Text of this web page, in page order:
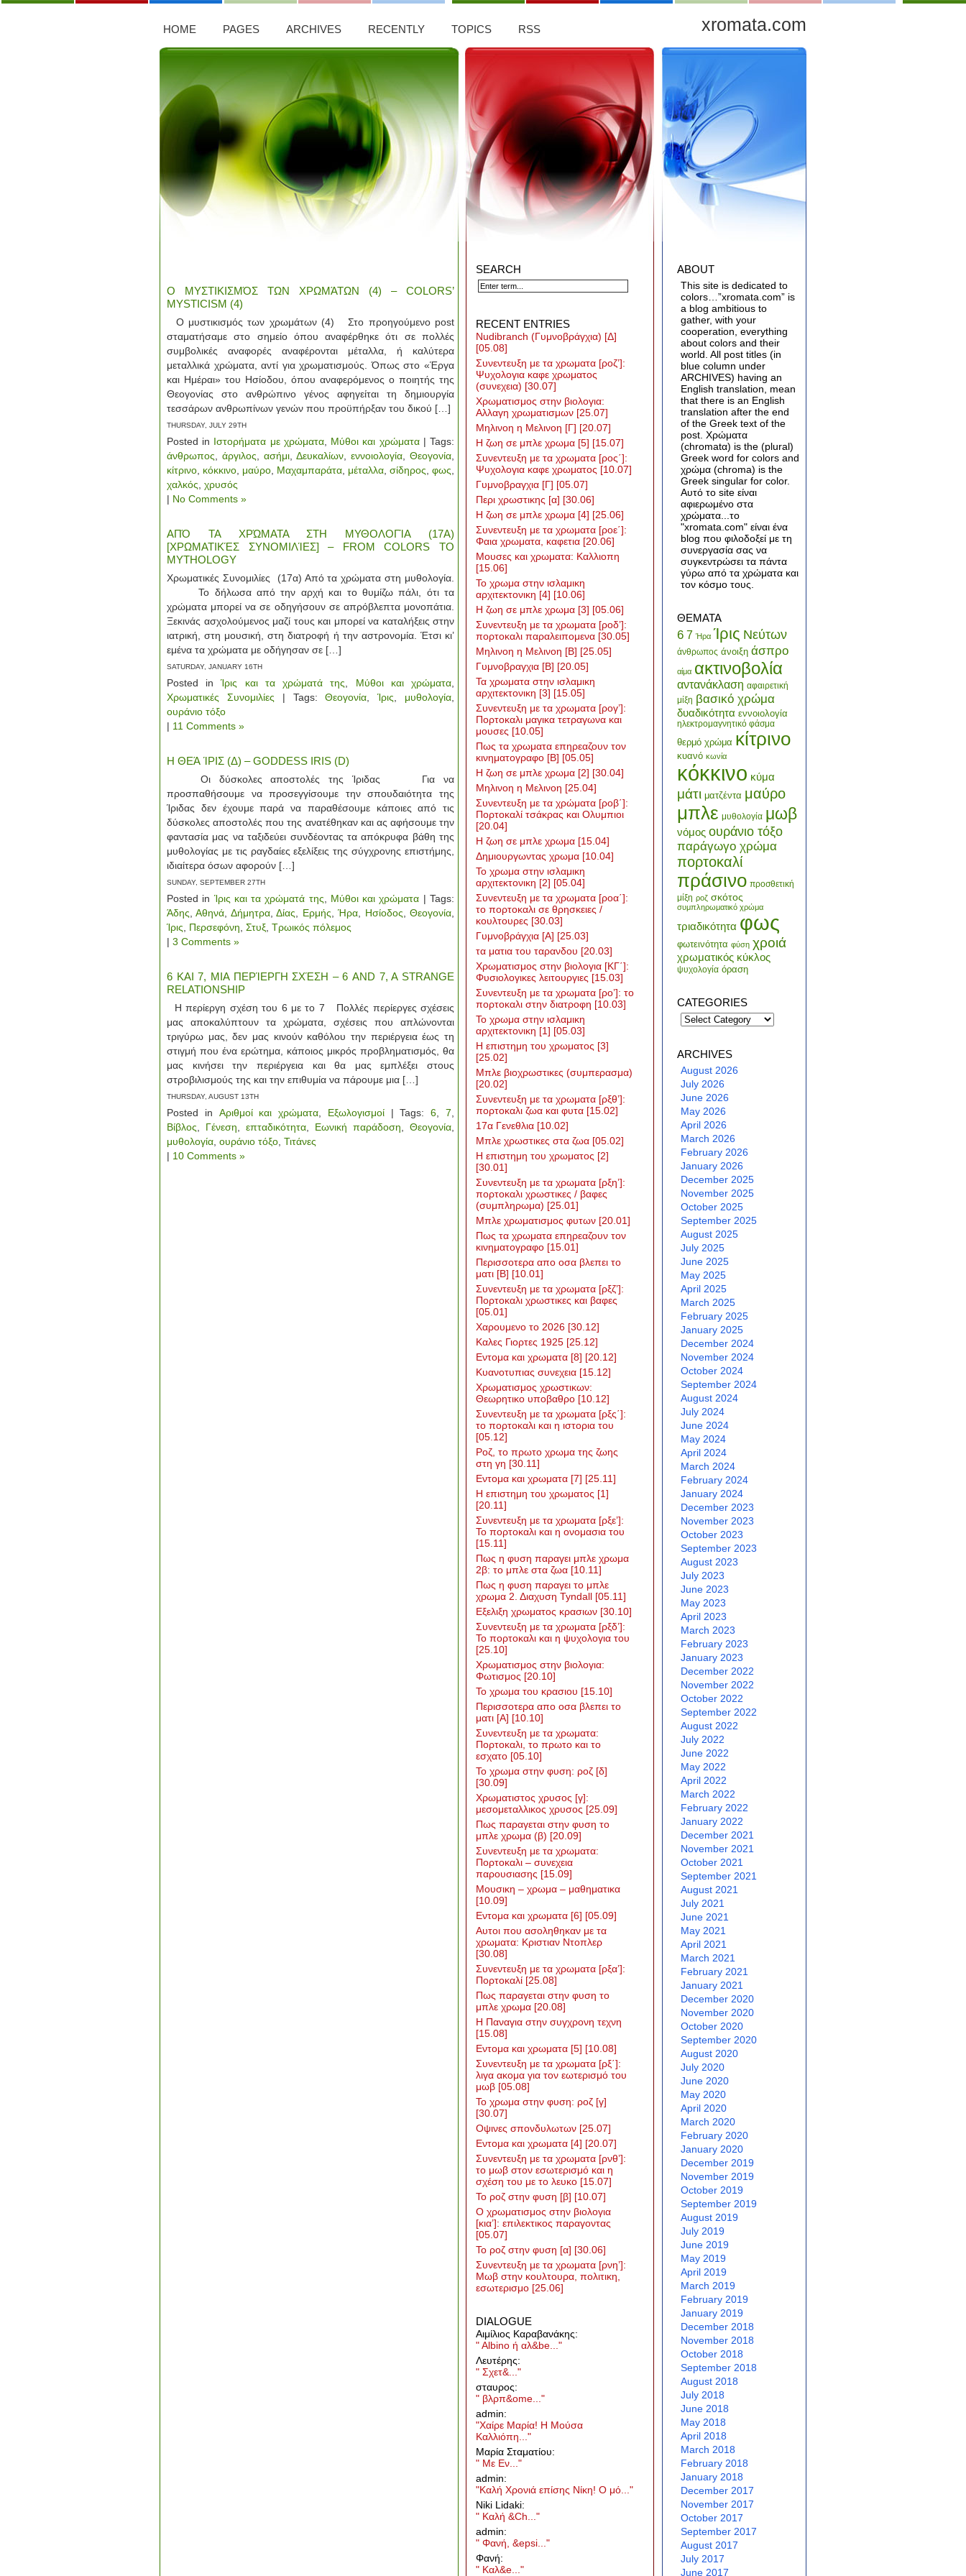
xromata.com
HOME PAGES ARCHIVES RECENTLY TOPICS RSS
Ο ΜΥΣΤΙΚΙΣΜΌΣ ΤΩΝ ΧΡΩΜΆΤΩΝ (4) – COLORS’
MYSTICISM (4)
Ο μυστικισμός των χρωμάτων (4) Στο προηγούμενο post
σταματήσαμε στο σημείο όπου αναφέρθηκε ότι σε πολλές
συμβολικές αναφορές αναφέρονται μέταλλα, ή καλύτερα
μεταλλικά χρώματα, αντί για χρωματισμούς. Όπως στο «Έργα
και Ημέραι» του Ησίοδου, όπου αναφερόμενος ο ποιητής της
Θεογονίας στο ανθρώπινο γένος αφηγείται τη δημιουργία
τεσσάρων ανθρωπίνων γενών που προϋπήρξαν του δικού […]
THURSDAY, JULY 29TH
Posted in Ιστορήματα με χρώματα, Μύθοι και χρώματα| Tags:
άνθρωπος
άργιλος ασήμι Δευκαλίων εννοιολογία Θεογονία
κίτρινο κόκκινο μαύρο Μαχαμπαράτα μέταλλα σίδηρος φως
χαλκός χρυσός
| No Comments »
ΑΠΌ ΤΑ ΧΡΏΜΑΤΑ ΣΤΗ ΜΥΘΟΛΟΓΊΑ (17Α)
[ΧΡΩΜΑΤΙΚΈΣ ΣΥΝΟΜΙΛΊΕΣ] – FROM COLORS TO
MYTHOLOGY
Χρωματικές Συνομιλίες (17α) Από τα χρώματα στη μυθολογία.
Το δήλωσα από την αρχή και το θυμίζω πάλι, ότι τα
χρώματα μπορεί να σε οδηγήσουν σε απρόβλεπτα μονοπάτια.
Ξεκινάς ασχολούμενος μαζί τους και μπορεί να καταλήξεις στην
ιατρική, στη μουσική, στη διατροφή ή την αστρονομία. Έτσι κι’
εμένα τα χρώματα με οδήγησαν σε […]
SATURDAY, JANUARY 16TH
Posted inΊρις και τα χρώματά της Μύθοι και χρώματα
Χρωματικές Συνομιλίες | Tags:Θεογονία ,Ίρις μυθολογία
ουράνιο τόξο
| 11 Comments »
Η ΘΕΆ ΊΡΙΣ (Δ) – GODDESS IRIS (D)
Οι δύσκολες αποστολές της Ίριδας Για να
προσπαθήσουμε να προσεγγίσουμε την σπουδαιότητα της
Ίριδας δεν έχουμε παρά να παραθέσουμε κάποιες από τις
δύσκολες αποστολές που της ανατέθηκαν και ας αφήσουμε την
φαντασία μας να ταξιδεύει συνδέοντας τα απόκρυφα βάθη της
μυθολογίας με τις ραγδαίες εξελίξεις της σύγχρονης επιστήμης,
ιδιαίτερα όσων αφορούν […]
SUNDAY, SEPTEMBER 27TH
Posted in Ίρις και τα χρώματά της Μύθοι και χρώματα | Tags:
Άδης ,Αθηνά Δήμητρα,Δίας Ερμής ,Ήρα Ησίοδος ,Θεογονία
Ίρις
Περσεφόνη Στυξ Τρωικός πόλεμος
| 3 Comments »
6 ΚΑΙ 7, ΜΙΑ ΠΕΡΊΕΡΓΗ ΣΧΈΣΗ – 6 AND 7, A STRANGE
RELATIONSHIP
Η περίεργη σχέση του 6 με το 7 Πολλές περίεργες σχέσεις
μας αποκαλύπτουν τα χρώματα, σχέσεις που απλώνονται
τριγύρω μας, δεν μας κινούν καθόλου την περιέργεια έως τη
στιγμή που ένα ερώτημα, κάποιος μικρός προβληματισμός, θα
μας κινήσει την περιέργεια και θα μας εμπλέξει στους
στροβιλισμούς της και την επιθυμία να πάρουμε μια […]
THURSDAY, AUGUST 13TH
Posted in Αριθμοί και χρώματα Εξωλογισμοί| Tags:6 ,7
Βίβλος
Γένεση επταδικότητα Εωνική παράδοση Θεογονία
μυθολογία ουράνιο τόξο Τιτάνες
| 10 Comments »
SEARCH
RECENT ENTRIES
Nudibranch (Γυμνοβράγχια) [Δ]
[05.08]
Συνεντευξη με τα χρωματα [ροζ’]:
Ψυχολογια καφε χρωματος
(συνεχεια) [30.07]
Χρωματισμος στην βιολογια:
Αλλαγη χρωματισμων [25.07]
Μηλινοη η Μελινοη [Γ] [20.07]
Η ζωη σε μπλε χρωμα [5] [15.07]
Συνεντευξη με τα χρωματα [ρος΄]:
Ψυχολογια καφε χρωματος [10.07]
Γυμνοβραγχια [Γ] [05.07]
Περι χρωστικης [α] [30.06]
Η ζωη σε μπλε χρωμα [4] [25.06]
Συνεντευξη με τα χρωματα [ροε΄]:
Φαια χρωματα, καφετια [20.06]
Μουσες και χρωματα: Καλλιοπη
[15.06]
Το χρωμα στην ισλαμικη
αρχιτεκτονικη [4] [10.06]
Η ζωη σε μπλε χρωμα [3] [05.06]
Συνεντευξη με τα χρωματα [ροδ’]:
πορτοκαλι παραλειπομενα [30.05]
Μηλινοη η Μελινοη [Β] [25.05]
Γυμνοβραγχια [Β] [20.05]
Τα χρωματα στην ισλαμικη
αρχιτεκτονικη [3] [15.05]
Συνεντευξη με τα χρωματα [ρογ’]:
Πορτοκαλι μαγικα τετραγωνα και
μουσες [10.05]
Πως τα χρωματα επηρεαζουν τον
κινηματογραφο [Β] [05.05]
H ζωη σε μπλε χρωμα [2] [30.04]
Μηλινοη η Μελινοη [25.04]
Συνεντευξη με τα χρώματα [ροβ΄]:
Πορτοκαλί τσάκρας και Ολυμπιοι
[20.04]
Η ζωη σε μπλε χρωμα [15.04]
Δημιουργωντας χρωμα [10.04]
Το χρωμα στην ισλαμικη
αρχιτεκτονικη [2] [05.04]
Συνεντευξη με τα χρωματα [ροα΄]:
το πορτοκαλι σε θρησκειες /
κουλτουρες [30.03]
Γυμνοβράγχια [Α] [25.03]
τα ματια του ταρανδου [20.03]
Χρωματισμος στην βιολογια [ΚΓ΄]:
Φυσιολογικες λειτουργιες [15.03]
Συνεντευξη με τα χρωματα [ρο’]: το
πορτοκαλι στην διατροφη [10.03]
To χρωμα στην ισλαμικη
αρχιτεκτονικη [1] [05.03]
Η επιστημη του χρωματος [3]
[25.02]
Μπλε βιοχρωστικες (συμπερασμα)
[20.02]
Συνεντευξη με τα χρωματα [ρξθ’]:
πορτοκαλι ζωα και φυτα [15.02]
17α Γενεθλια [10.02]
Μπλε χρωστικες στα ζωα [05.02]
Η επιστημη του χρωματος [2]
[30.01]
Συνεντευξη με τα χρωματα [ρξη’]:
πορτοκαλι χρωστικες / βαφες
(συμπληρωμα) [25.01]
Μπλε χρωματισμος φυτων [20.01]
Πως τα χρωματα επηρεαζουν τον
κινηματογραφο [15.01]
Περισσοτερα απο οσα βλεπει το
ματι [Β] [10.01]
Συνεντευξη με τα χρωματα [ρξζ’]:
Πορτοκαλι χρωστικες και βαφες
[05.01]
Χαρουμενο το 2026 [30.12]
Καλες Γιορτες 1925 [25.12]
Εντομα και χρωματα [8] [20.12]
Κυανοτυπιας συνεχεια [15.12]
Χρωματισμος χρωστικων:
Θεωρητικο υποβαθρο [10.12]
Συνεντευξη με τα χρωματα [ρξς΄]:
το πορτοκαλι και η ιστορια του
[05.12]
Ροζ, το πρωτο χρωμα της ζωης
στη γη [30.11]
Εντομα και χρωματα [7] [25.11]
Η επιστημη του χρωματος [1]
[20.11]
Συνεντευξη με τα χρωματα [ρξε’]:
Το πορτοκαλι και η ονομασια του
[15.11]
Πως η φυση παραγει μπλε χρωμα
2β: το μπλε στα ζωα [10.11]
Πως η φυση παραγει το μπλε
χρωμα 2. Διαχυση Tyndall [05.11]
Εξελιξη χρωματος κρασιων [30.10]
Συνεντευξη με τα χρωματα [ρξδ’]:
Το πορτοκαλι και η ψυχολογια του
[25.10]
Χρωματισμος στην βιολογια:
Φωτισμος [20.10]
Το χρωμα του κρασιου [15.10]
Περισσοτερα απο οσα βλεπει το
ματι [Α] [10.10]
Συνεντευξη με τα χρωματα:
Πορτοκαλι, το πρωτο και το
εσχατο [05.10]
Το χρωμα στην φυση: ροζ [δ]
[30.09]
Χρωματιστος χρυσος [γ]:
μεσομεταλλικος χρυσος [25.09]
Πως παραγεται στην φυση το
μπλε χρωμα (β) [20.09]
Συνεντευξη με τα χρωματα:
Πορτοκαλι – συνεχεια
παρουσιασης [15.09]
Μουσικη – χρωμα – μαθηματικα
[10.09]
Εντομα και χρωματα [6] [05.09]
Αυτοι που ασοληθηκαν με τα
χρωματα: Κριστιαν Ντοπλερ
[30.08]
Συνεντευξη με τα χρωματα [ρξα’]:
Πορτοκαλί [25.08]
Πως παραγεται στην φυση το
μπλε χρωμα [20.08]
Η Παναγια στην συγχρονη τεχνη
[15.08]
Εντομα και χρωματα [5] [10.08]
Συνεντευξη με τα χρωματα [ρξ΄]:
λιγα ακομα για τον εωτερισμό του
μωβ [05.08]
Το χρωμα στην φυση: ροζ [γ]
[30.07]
Οψινες σπονδυλωτων [25.07]
Εντομα και χρωματα [4] [20.07]
Συνεντευξη με τα χρωματα [ρνθ’]:
το μωβ στον εσωτερισμό και η
σχέση του με το λευκο [15.07]
Το ροζ στην φυση [β] [10.07]
Ο χρωματισμος στην βιολογια
[κια’]: επιλεκτικος παραγοντας
[05.07]
Το ροζ στην φυση [α] [30.06]
Συνεντευξη με τα χρωματα [ρνη’]:
Μωβ στην κουλτουρα, πολιτικη,
εσωτερισμο [25.06]
DIALOGUE
Aιμίλιος Καραβανάκης:
" Albino ή αλ&be..."
Λευτέρης:
" Σχετ&..."
σταυρος:
" βλρπ&ome..."
admin:
"Χαίρε Μαρία! Η Μούσα
Καλλιόπη..."
Μαρία Σταματίου:
" Με Εν..."
admin:
"Καλή Χρονιά επίσης Νίκη! Ο μό..."
Niki Lidaki:
" Καλή &Ch..."
admin:
" Φανή, &epsi..."
Φανή:
" Καλ&e..."
ABOUT
This site is dedicated to
colors…”xromata.com” is
a blog ambitious to
gather, with your
cooperation, everything
about colors and their
world. All post titles (in
blue column under
ARCHIVES) having an
English translation, mean
that there is an English
translation after the end
of the Greek text of the
post. Χρώματα
(chromatα) is the (plural)
Greek word for colors and
χρώμα (chroma) is the
Greek singular for color.
Αυτό το site είναι
αφιερωμένο στα
χρώματα...το
"xromata.com" είναι ένα
blog που φιλοδοξεί με τη
συνεργασία σας να
συγκεντρώσει τα πάντα
γύρω από τα χρώματα και
τον κόσμο τους.
ΘΕΜΑΤΑ
6 7 Ήρα Ίρις Νεύτων
άνθρωπος άνοιξη άσπρο
αίμα ακτινοβολία
αντανάκλαση αφαιρετική
μίξη βασικό χρώμα
δυαδικότητα εννοιολογία
ηλεκτρομαγνητικό φάσμα
θερμό χρώμα κίτρινο
κυανό κωνία
κόκκινο κύμα
μάτι ματζέντα μαύρο
μπλε μυθολογία μωβ
νόμος ουράνιο τόξο
παράγωγο χρώμα
πορτοκαλί
πράσινο προσθετική
μίξη ροζ σκότος
συμπληρωματικό χρώμα
τριαδικότητα φως
φωτεινότητα φύση χροιά
χρωματικός κύκλος
ψυχολογία όραση
CATEGORIES
Categories
ARCHIVES
August 2026
July 2026
June 2026
May 2026
April 2026
March 2026
February 2026
January 2026
December 2025
November 2025
October 2025
September 2025
August 2025
July 2025
June 2025
May 2025
April 2025
March 2025
February 2025
January 2025
December 2024
November 2024
October 2024
September 2024
August 2024
July 2024
June 2024
May 2024
April 2024
March 2024
February 2024
January 2024
December 2023
November 2023
October 2023
September 2023
August 2023
July 2023
June 2023
May 2023
April 2023
March 2023
February 2023
January 2023
December 2022
November 2022
October 2022
September 2022
August 2022
July 2022
June 2022
May 2022
April 2022
March 2022
February 2022
January 2022
December 2021
November 2021
October 2021
September 2021
August 2021
July 2021
June 2021
May 2021
April 2021
March 2021
February 2021
January 2021
December 2020
November 2020
October 2020
September 2020
August 2020
July 2020
June 2020
May 2020
April 2020
March 2020
February 2020
January 2020
December 2019
November 2019
October 2019
September 2019
August 2019
July 2019
June 2019
May 2019
April 2019
March 2019
February 2019
January 2019
December 2018
November 2018
October 2018
September 2018
August 2018
July 2018
June 2018
May 2018
April 2018
March 2018
February 2018
January 2018
December 2017
November 2017
October 2017
September 2017
August 2017
July 2017
June 2017